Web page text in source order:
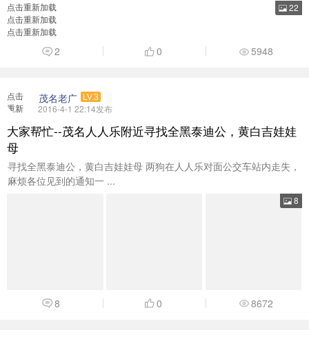
22
点击重新加载
点击重新加载
点击重新加载
2 0 5948
点击
重新
茂名老广 LV.3
2016-4-1 22:14发布
大家帮忙--茂名人人乐附近寻找全黑泰迪公，黄白吉娃娃
母
寻找全黑泰迪公，黄白吉娃娃母 两狗在人人乐对面公交车站内走失，
麻烦各位见到的通知一 ...
8
8 0 8672